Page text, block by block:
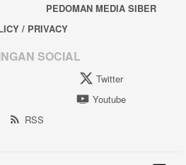
PEDOMAN MEDIA SIBER
/ PRIVACY
SOCIAL
Twitter
Youtube
RSS